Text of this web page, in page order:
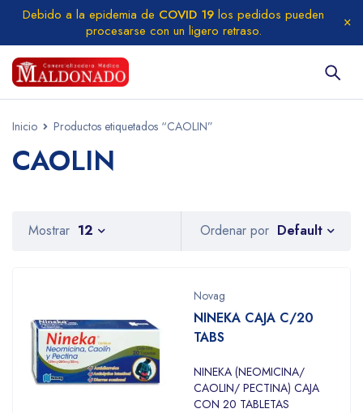
Debido a la epidemia de COVID 19 los pedidos pueden
procesarse con un ligero retraso.
Inicio Productos etiquetados “CAOLIN”
CAOLIN
Ordenar por Default
Mostrar 12
Novag
NINEKA CAJA C/20
TABS
NINEKA (NEOMICINA/
CAOLIN/ PECTINA) CAJA
CON 20 TABLETAS